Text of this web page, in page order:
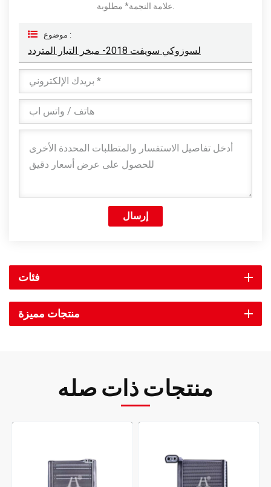
موضوع :
لسوزوكي سويفت 2018- مبخر التيار المتردد
إرسال
فئات
منتجات مميزة
منتجات ذات صله